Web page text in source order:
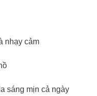
nhạy cảm
sáng mịn cả ngày